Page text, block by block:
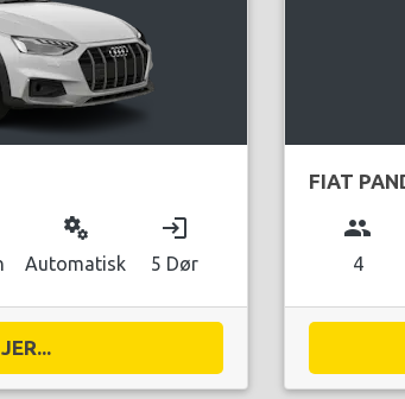
miscellaneous_services
Automatisk
login
5 Dør
FIAT
group
4